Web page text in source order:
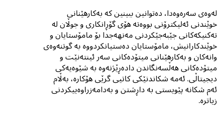
لەوەی سەرەوەدا، دەتوانین ببینین کە بەکارهێنانی
خوێندنى ئەلیکترۆنی بووەتە هۆی گۆڕانکاری و جوڵان لە
تەکنیکەکانی جێبەجێکردنی مەنهەجدا بۆ مامۆستایان و
خوێندکارانیش، مامۆستایان دەستیانکردووە بە گوتنەوەی
وانەکان و بەکارهێنانی میتۆدەکانی سەر ئینتەنێت و
میتۆدەکانی هەڵسەنگاندن دادەڕێژنەوە بە شێوەیەکى
دیجیتاڵی. ئەمە شکاندنێکی کاتیی گرێی هۆکارە، بەڵام
ئەم شکانە پێویستی بە داڕشتن و بەدامەزراوەییکردنی
زیاترە.